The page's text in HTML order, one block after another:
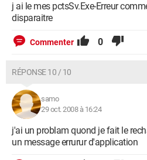
j ai le mes pctsSv.Exe-Erreur
disparaitre
Commenter 0
RÉPONSE 10 / 10
samo
29 oct. 2008 à 16:24
j'ai un problam quond je fait le
un message errurur d'application